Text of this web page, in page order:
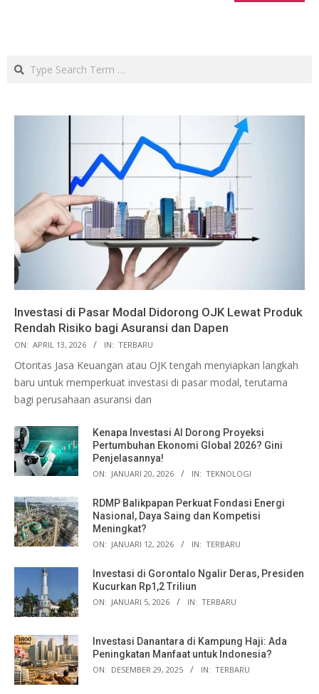
Search
Investasi di Pasar Modal Didorong OJK Lewat Produk
Rendah Risiko bagi Asuransi dan Dapen
ON: APRIL 13, 2026 IN: TERBARU
Otoritas Jasa Keuangan atau OJK tengah menyiapkan langkah
baru untuk memperkuat investasi di pasar modal, terutama
bagi perusahaan asuransi dan
Kenapa Investasi AI Dorong Proyeksi
Pertumbuhan Ekonomi Global 2026? Gini
Penjelasannya!
ON: JANUARI 20, 2026 IN: TEKNOLOGI
RDMP Balikpapan Perkuat Fondasi Energi
Nasional, Daya Saing dan Kompetisi
Meningkat?
ON: JANUARI 12, 2026 IN: TERBARU
Investasi di Gorontalo Ngalir Deras, Presiden
Kucurkan Rp1,2 Triliun
ON: JANUARI 5, 2026 IN: TERBARU
Investasi Danantara di Kampung Haji: Ada
Peningkatan Manfaat untuk Indonesia?
ON: DESEMBER 29, 2025 IN: TERBARU